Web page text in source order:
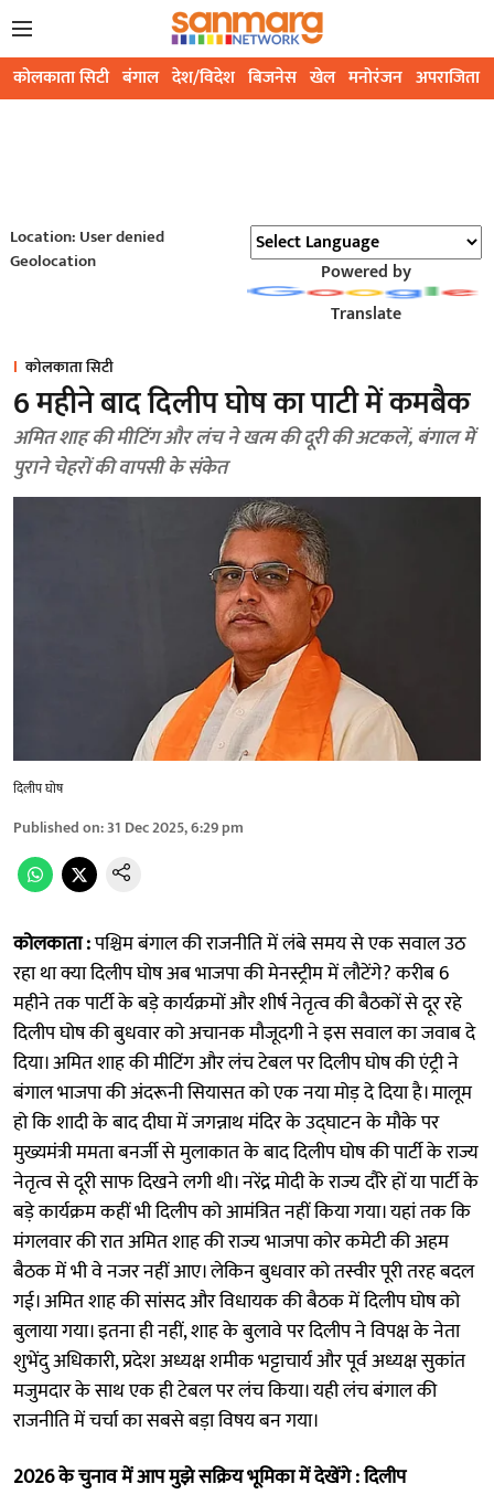
कोलकाता सिटी बंगाल देश/विदेश बिजनेस खेल मनोरंजन अपराजिता
Location: User denied
Geolocation
Powered by
Translate
कोलकाता सिटी
6 महीने बाद दिलीप घोष का पाटी में कमबैक
अमित शाह की मीटिंग और लंच ने खत्म की दूरी की अटकलें, बंगाल में
पुराने चेहरों की वापसी के संकेत
दिलीप घोष
Published on:31 Dec 2025, 6:29 pm
कोलकाता :पश्चिम बंगाल की राजनीति में लंबे समय से एक सवाल उठ
रहा था क्या दिलीप घोष अब भाजपा की मेनस्ट्रीम में लौटेंगे? करीब 6
महीने तक पार्टी के बड़े कार्यक्रमों और शीर्ष नेतृत्व की बैठकों से दूर रहे
दिलीप घोष की बुधवार को अचानक मौजूदगी ने इस सवाल का जवाब दे
दिया। अमित शाह की मीटिंग और लंच टेबल पर दिलीप घोष की एंट्री ने
बंगाल भाजपा की अंदरूनी सियासत को एक नया मोड़ दे दिया है। मालूम
हो कि शादी के बाद दीघा में जगन्नाथ मंदिर के उद्घाटन के मौके पर
मुख्यमंत्री ममता बनर्जी से मुलाकात के बाद दिलीप घोष की पार्टी के राज्य
नेतृत्व से दूरी साफ दिखने लगी थी। नरेंद्र मोदी के राज्य दौरे हों या पार्टी के
बड़े कार्यक्रम कहीं भी दिलीप को आमंत्रित नहीं किया गया। यहां तक कि
मंगलवार की रात अमित शाह की राज्य भाजपा कोर कमेटी की अहम
बैठक में भी वे नजर नहीं आए। लेकिन बुधवार को तस्वीर पूरी तरह बदल
गई। अमित शाह की सांसद और विधायक की बैठक में दिलीप घोष को
बुलाया गया। इतना ही नहीं, शाह के बुलावे पर दिलीप ने विपक्ष के नेता
शुभेंदु अधिकारी, प्रदेश अध्यक्ष शमीक भट्टाचार्य और पूर्व अध्यक्ष सुकांत
मजुमदार के साथ एक ही टेबल पर लंच किया। यही लंच बंगाल की
राजनीति में चर्चा का सबसे बड़ा विषय बन गया।
2026 के चुनाव में आप मुझे सक्रिय भूमिका में देखेंगे : दिलीप